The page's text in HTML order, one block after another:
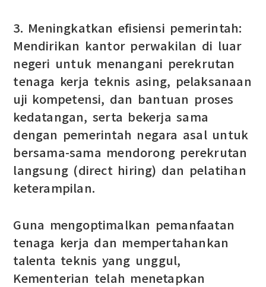
3. Meningkatkan efisiensi pemerintah:
Mendirikan kantor perwakilan di luar
negeri untuk menangani perekrutan
tenaga kerja teknis asing, pelaksanaan
uji kompetensi, dan bantuan proses
kedatangan, serta bekerja sama
dengan pemerintah negara asal untuk
bersama-sama mendorong perekrutan
langsung (direct hiring) dan pelatihan
keterampilan.
Guna mengoptimalkan pemanfaatan
tenaga kerja dan mempertahankan
talenta teknis yang unggul,
Kementerian telah menetapkan